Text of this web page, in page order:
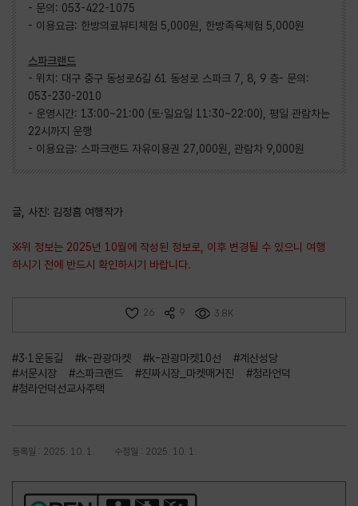
- 문의: 053-422-1075
- 이용요금: 한방의료뷰티체험 5,000원, 한방족욕체험 5,000원
스파크랜드
- 위치: 대구 중구 동성로6길 61 동성로 스파크 7, 8, 9 층- 문의:
053-230-2010
- 운영시간: 13:00~21:00 (토·일요일 11:30~22:00), 평일 관람차는
22시까지 운행
- 이용요금: 스파크랜드 자유이용권 27,000원, 관람차 9,000원
글, 사진: 김정흠 여행작가
※위 정보는 2025년 10월에 작성된 정보로, 이후 변경될 수 있으니 여행
하시기 전에 반드시 확인하시기 바랍니다.
26 9 3.8K
#3·1운동길 #k-관광마켓 #k-관광마켓10선
#계산성당
#서문시장
#스파크랜드 #진짜시장_마켓매거진
#청라언덕
#청라언덕선교사주택
등록일 : 2025. 10. 1. 수정일 : 2025. 10. 1.